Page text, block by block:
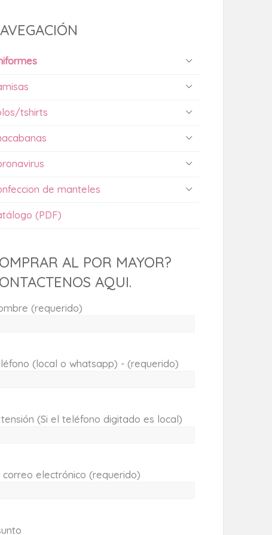
tshirts
de manteles
(PDF)
AL POR MAYOR?
AQUI.
(requerido)
(local o whatsapp) - (requerido)
(Si el teléfono digitado es local)
correo electrónico (requerido)